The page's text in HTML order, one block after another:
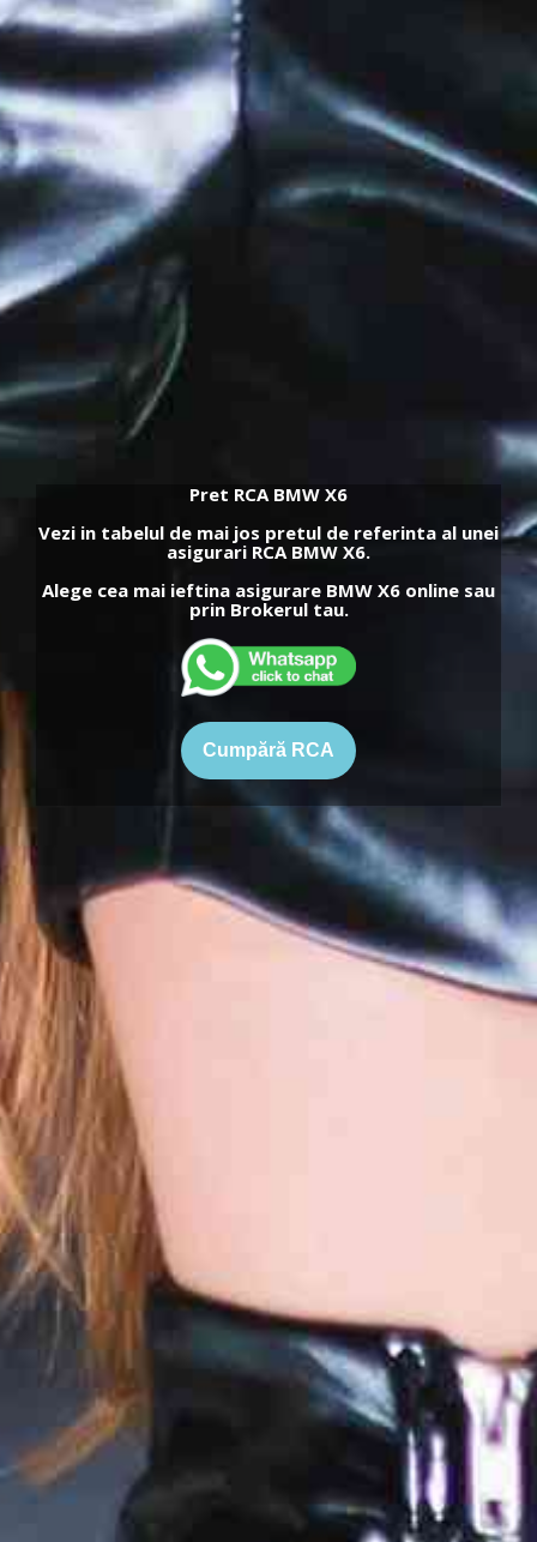
Pret RCA BMW X6
Vezi in tabelul de mai jos pretul de referinta al unei
asigurari RCA BMW X6.
Alege cea mai ieftina asigurare BMW X6 online sau
prin Brokerul tau.
Cumpără RCA